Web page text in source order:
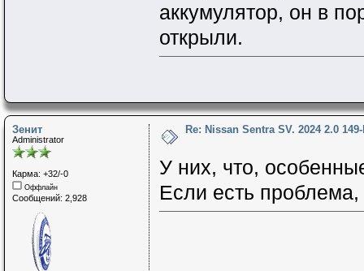
аккумулятор, он в
открыли.
Зенит
Administrator
Карма: +32/-0
Оффлайн
Сообщений: 2,928
Re: Nissan Sentra SV. 2024 2.0
У них, что,
Если есть